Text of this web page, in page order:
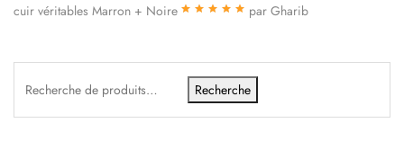
cuir véritables Marron + Noire par Gharib
Recherche